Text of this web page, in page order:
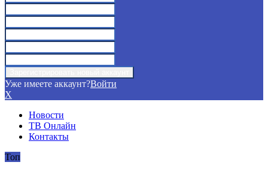
Уже имеете аккаунт?Войти
X
Новости
ТВ Онлайн
Контакты
Топ